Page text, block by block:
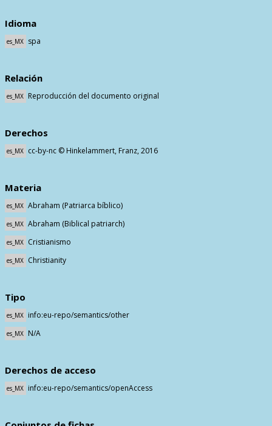
Idioma
es_MX spa
Relación
es_MX Reproducción del documento original
Derechos
es_MX cc-by-nc © Hinkelammert, Franz, 2016
Materia
es_MX Abraham (Patriarca bíblico)
es_MX Abraham (Biblical patriarch)
es_MX Cristianismo
es_MX Christianity
Tipo
es_MX info:eu-repo/semantics/other
es_MX N/A
Derechos de acceso
es_MX info:eu-repo/semantics/openAccess